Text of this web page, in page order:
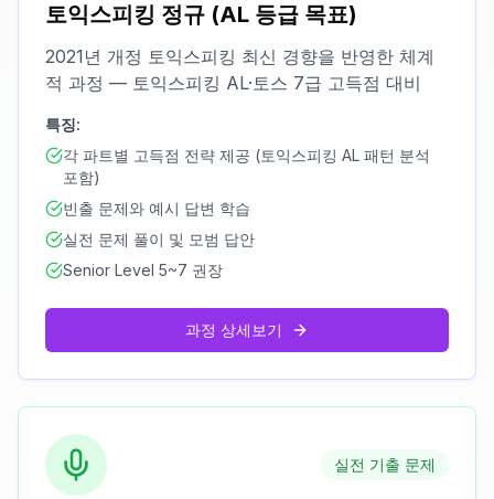
토익스피킹 정규 (AL 등급 목표)
2021년 개정 토익스피킹 최신 경향을 반영한 체계
적 과정 — 토익스피킹 AL·토스 7급 고득점 대비
특징:
각 파트별 고득점 전략 제공 (토익스피킹 AL 패턴 분석
포함)
빈출 문제와 예시 답변 학습
실전 문제 풀이 및 모범 답안
Senior Level 5~7 권장
과정 상세보기
실전 기출 문제